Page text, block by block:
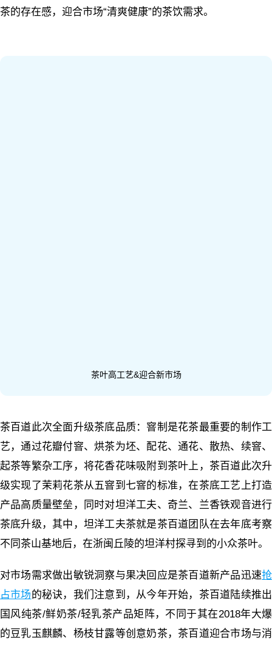
茶的存在感，迎合市场“清爽健康”的茶饮需求。
茶叶高工艺&迎合新市场
茶百道此次全面升级茶底品质：窨制是花茶最重要的制作工
艺，通过花瓣付窨、烘茶为坯、配花、通花、散热、续窨、
起茶等繁杂工序，将花香花味吸附到茶叶上，茶百道此次升
级实现了茉莉花茶从五窨到七窨的标准，在茶底工艺上打造
产品高质量壁垒，同时对坦洋工夫、奇兰、兰香铁观音进行
茶底升级，其中，坦洋工夫茶就是茶百道团队在去年底考察
不同茶山基地后，在浙闽丘陵的坦洋村探寻到的小众茶叶。
对市场需求做出敏锐洞察与果决回应是茶百道新产品迅速抢
占市场的秘诀，我们注意到，从今年开始，茶百道陆续推出
国风纯茶/鲜奶茶/轻乳茶产品矩阵，不同于其在2018年大爆
的豆乳玉麒麟、杨枝甘露等创意奶茶，茶百道迎合市场与消